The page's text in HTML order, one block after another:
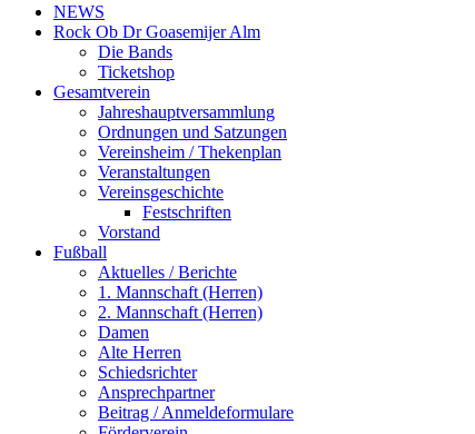
NEWS
Rock Ob Dr Goasemijer Alm
Die Bands
Ticketshop
Gesamtverein
Jahreshauptversammlung
Ordnungen und Satzungen
Vereinsheim / Thekenplan
Veranstaltungen
Vereinsgeschichte
Festschriften
Vorstand
Fußball
Aktuelles / Berichte
1. Mannschaft (Herren)
2. Mannschaft (Herren)
Damen
Alte Herren
Schiedsrichter
Ansprechpartner
Beitrag / Anmeldeformulare